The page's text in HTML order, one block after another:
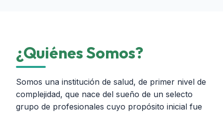
¿Quiénes Somos?
Somos una institución de salud, de primer nivel de
complejidad, que nace del sueño de un selecto
grupo de profesionales cuyo propósito inicial fue